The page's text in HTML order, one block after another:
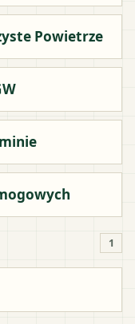
Powietrze
1